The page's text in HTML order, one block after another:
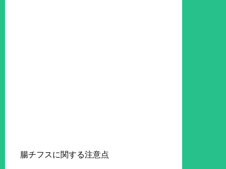
腸チフスに関する注意点